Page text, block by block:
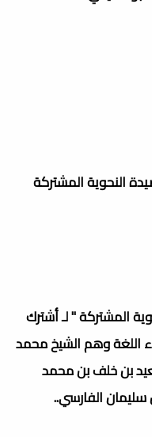
النحوية المشتركة
المشتركة " لـ أشترك
اللغة وهم الشيخ محمد
بن خلف بن محمد
الفارسي..